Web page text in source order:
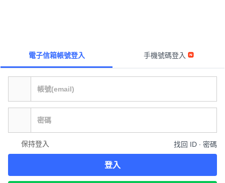
電子信箱帳號登入 手機號碼登入
保持登入 找回 ID ∙ 密碼
登入